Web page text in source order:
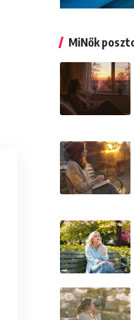
MiNők